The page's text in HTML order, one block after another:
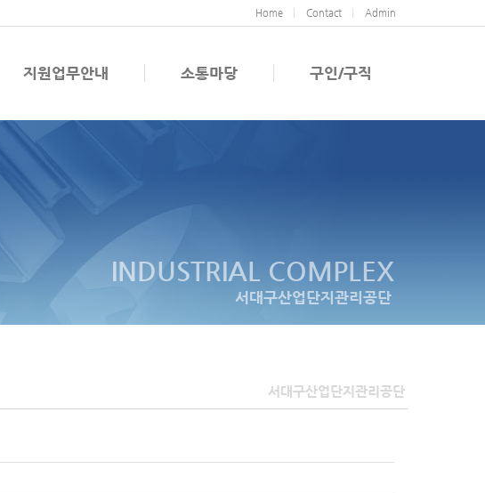
Home Contact Admin
지원업무안내 소통마당 구인/구직
INDUSTRIAL COMPLEX
서대구산업단지관리공단
서대구산업단지관리공단